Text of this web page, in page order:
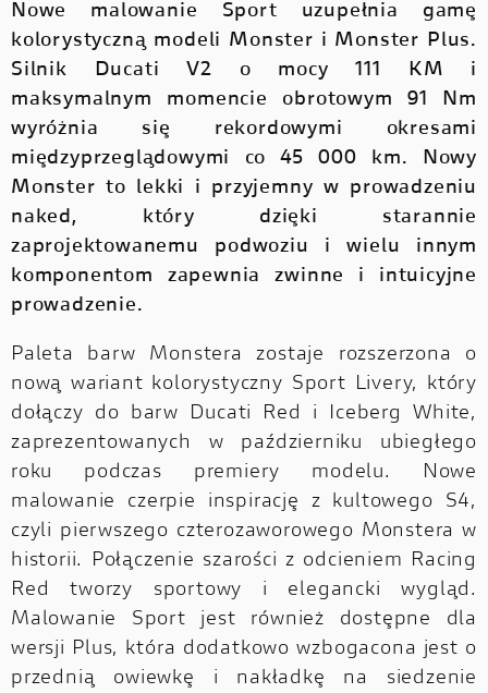
Nowe malowanie Sport uzupełnia gamę
kolorystyczną modeli Monster i Monster Plus.
Silnik Ducati V2 o mocy 111 KM i
maksymalnym momencie obrotowym 91 Nm
wyróżnia się rekordowymi okresami
międzyprzeglądowymi co 45 000 km. Nowy
Monster to lekki i przyjemny w prowadzeniu
naked, który dzięki starannie
zaprojektowanemu podwoziu i wielu innym
komponentom zapewnia zwinne i intuicyjne
prowadzenie.
Paleta barw Monstera zostaje rozszerzona o
nową wariant kolorystyczny Sport Livery, który
dołączy do barw Ducati Red i Iceberg White,
zaprezentowanych w październiku ubiegłego
roku podczas premiery modelu. Nowe
malowanie czerpie inspirację z kultowego S4,
czyli pierwszego czterozaworowego Monstera w
historii. Połączenie szarości z odcieniem Racing
Red tworzy sportowy i elegancki wygląd.
Malowanie Sport jest również dostępne dla
wersji Plus, która dodatkowo wzbogacona jest o
przednią owiewkę i nakładkę na siedzenie